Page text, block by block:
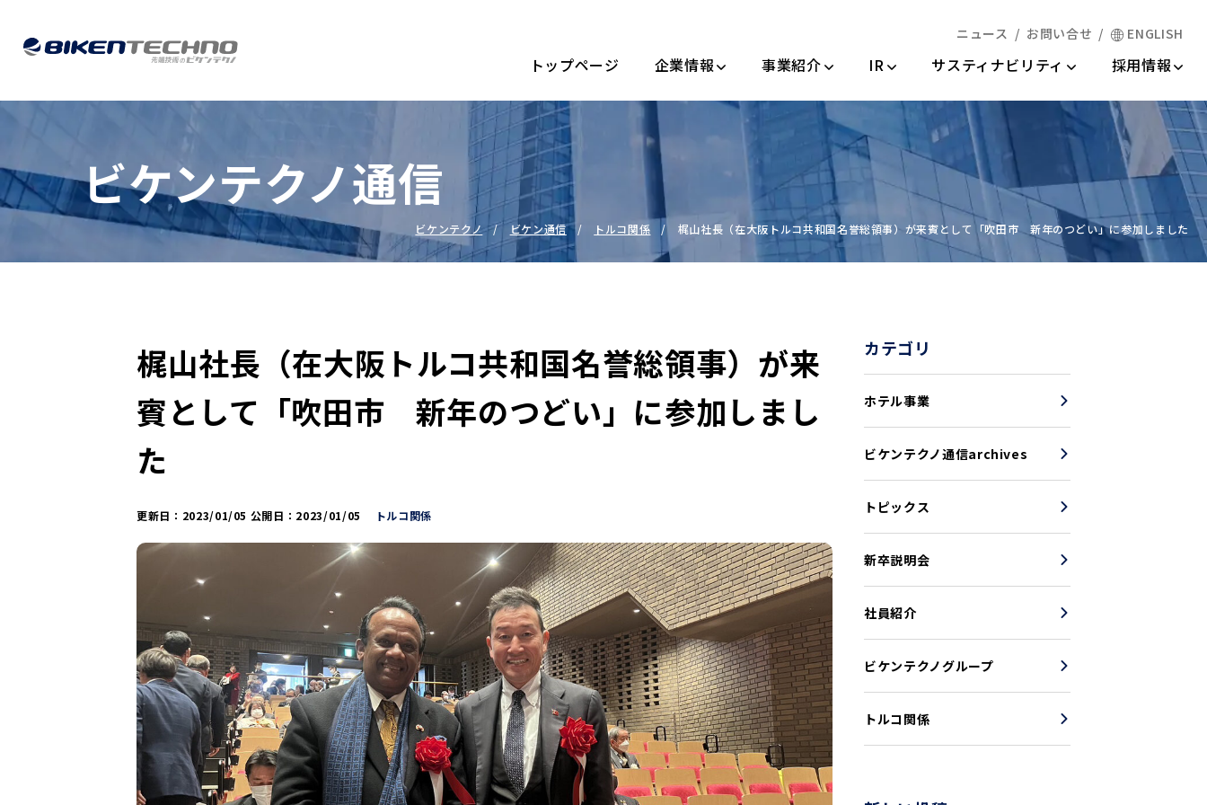
ニュース お問い合せ ENGLISH
トップページ 企業情報 事業紹介 IR情報 サスティナビリティ 採用情報
ビケンテクノ通信
ビケンテクノ ビケン通信 トルコ関係 梶山社長（在大阪トルコ共和国名誉総領事）が来賓として「吹田市 新年のつどい」に参加しました
梶山社長（在大阪トルコ共和国名誉総領事）が来
賓として「吹田市 新年のつどい」に参加しまし
た
更新日： 2023/01/05 公開日： 2023/01/05 トルコ関係
カテゴリ
ホテル事業
ビケンテクノ通信archives
トピックス
新卒説明会
社員紹介
ビケンテクノグループ
トルコ関係